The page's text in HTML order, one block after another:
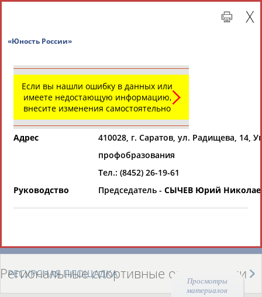
Просмотры
материалов
Региональные спортивные организации
СВОДНЫЕ ИНДЕКСЫ
РЕСУРСНАЯ ПЛОЩАДКА
Региональные спортивные организации
Если вы нашли ошибку в данных или
имеете недостающую информацию,
внесите изменения самостоятельно
Адрес
410028, г. Саратов, ул. Радищева, 14,
профобразования
Тел.: (8452) 26-19-61
Руководство
Председатель - СЫЧЕВ Юрий